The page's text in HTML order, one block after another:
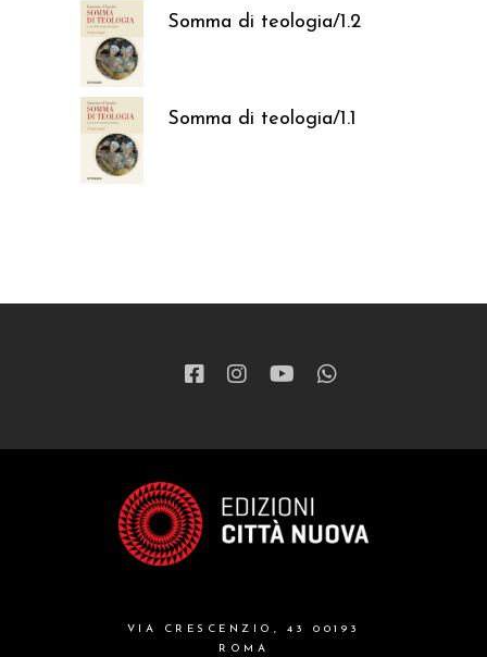
Somma di teologia/1.2
37,05€
Somma di teologia/1.1
37,05€
VIA CRESCENZIO, 43 00193
ROMA